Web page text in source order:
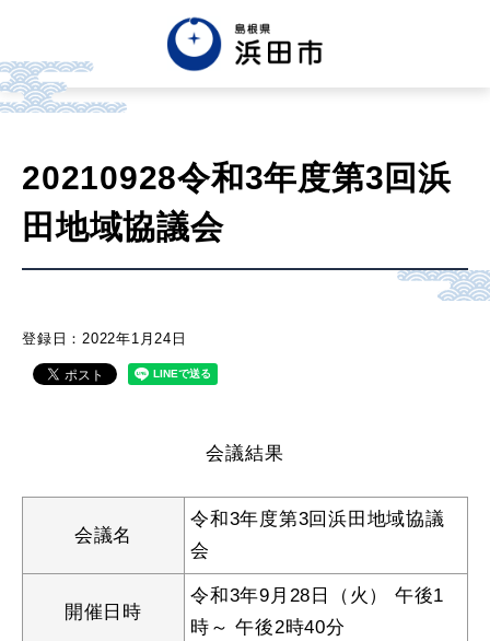
한글 Tiếng việt Tagalog
市政情報
くらし・手続き・
産業・ビジネス
教育・文化・スポーツ
20210928令和3年度第3回浜
田地域協議会
登録日：2022年1月24日
会議結果
会議名
令和3年度第3回浜田地域協議
会
開催日時
令和3年9月28日（火） 午後1
時～ 午後2時40分